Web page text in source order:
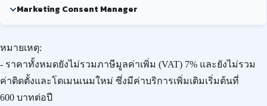
Marketing Consent Manager
หมายเหตุ:
- ราคาทั้งหมดยังไม่รวมภาษีมูลค่าเพิ่ม (VAT) 7% และยังไม่รวม
ค่าติดตั้งและโดเมนเนมใหม่ ซึ่งมีค่าบริการเพิ่มเติมเริ่มต้นที่
600 บาทต่อปี